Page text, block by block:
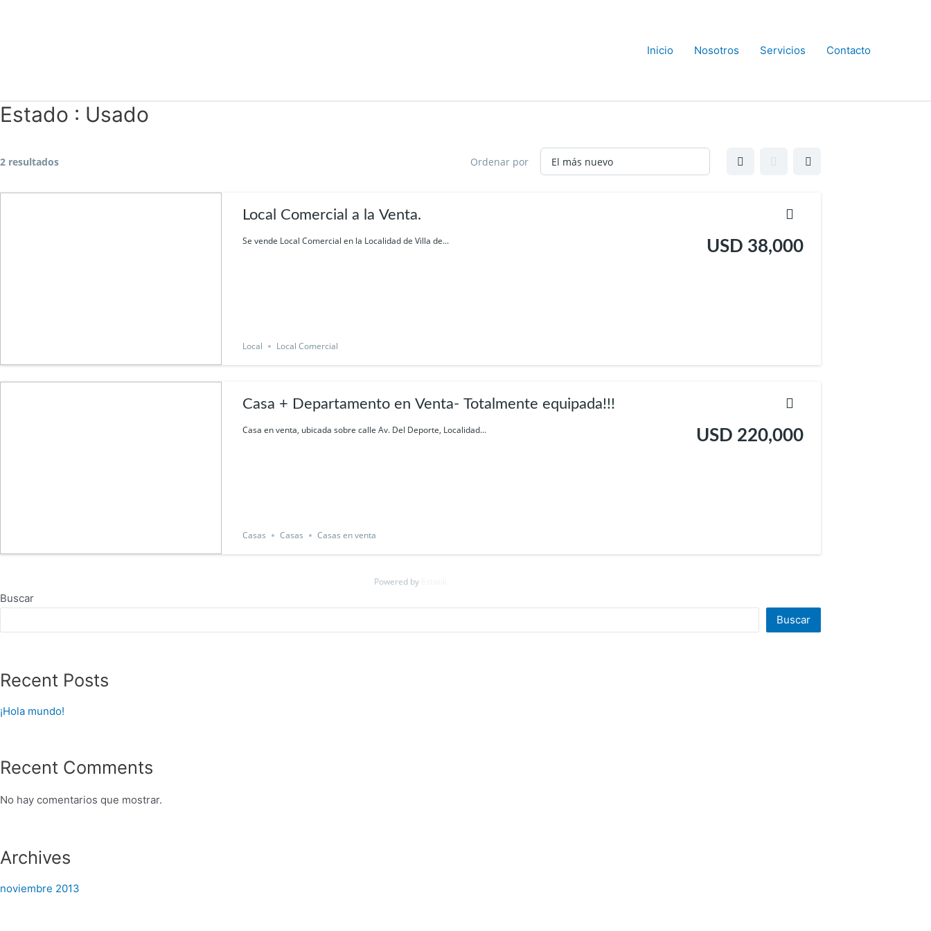
Inicio Nosotros Servicios Contacto
Estado : Usado
2 resultados Ordenar por
Local Comercial a la Venta.
Se vende Local Comercial en la Localidad de Villa de... USD 38,000
Local Local Comercial
Casa + Departamento en Venta- Totalmente equipada!!!
Casa en venta, ubicada sobre calle Av. Del Deporte, Localidad... USD 220,000
Casas Casas Casas en venta
Powered by
Buscar
Buscar
Recent Posts
¡Hola mundo!
Recent Comments
No hay comentarios que mostrar.
Archives
noviembre 2013